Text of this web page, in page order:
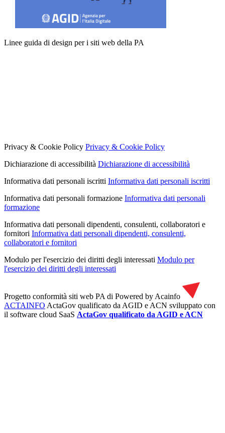
Linee guida di design per i siti web della PA
Privacy & Cookie Policy Privacy & Cookie Policy
Dichiarazione di accessibilità Dichiarazione di accessibilità
Informativa dati personali iscritti Informativa dati personali iscritti
Informativa dati personali formazione Informativa dati personali
formazione
Informativa dati personali dipendenti, consulenti, collaboratori e
fornitori Informativa dati personali dipendenti, consulenti,
collaboratori e fornitori
Modulo per l'esercizio dei diritti degli interessati Modulo per
l'esercizio dei diritti degli interessati
Progetto conformità siti web PA di Powered by Acainfo
ACTAINFO ActaGov qualificato da AGID e ACN sviluppato con
il software cloud SaaS ActaGov qualificato da AGID e ACN